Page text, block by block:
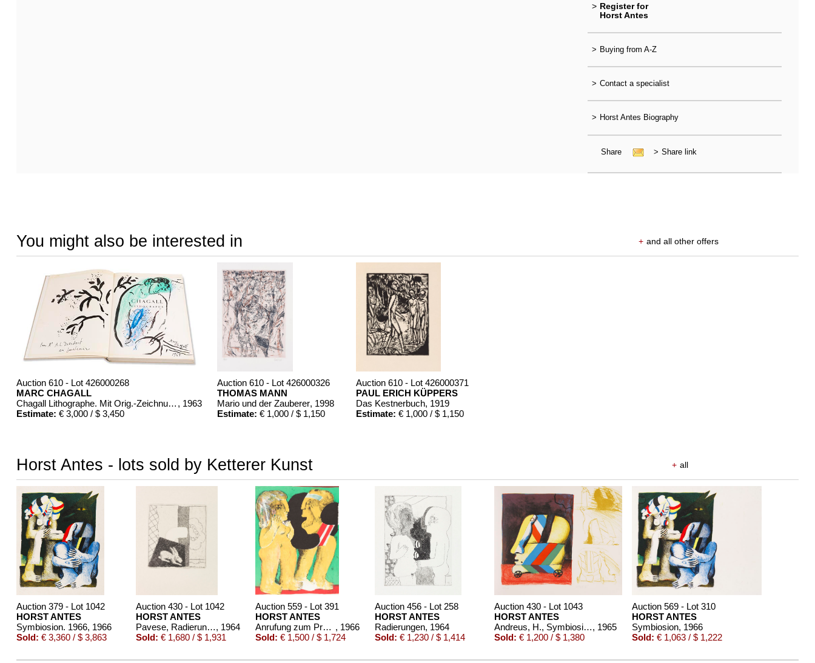
> Register for
Horst Antes
> Buying from A-Z
> Contact a specialist
> Horst Antes Biography
Share > Share link
You might also be interested in + and all other offers
Auction 610 - Lot 426000268
MARC CHAGALL
Chagall Lithographe. Mit Orig.-Zeichnung von Chagall , 1963
Estimate: € 3,000 / $ 3,450
Auction 610 - Lot 426000326
THOMAS MANN
Mario und der Zauberer, 1998
Estimate: € 1,000 / $ 1,150
Auction 610 - Lot 426000371
PAUL ERICH KÜPPERS
Das Kestnerbuch, 1919
Estimate: € 1,000 / $ 1,150
Horst Antes - lots sold by Ketterer Kunst + all
Auction 379 - Lot 1042
HORST ANTES
Symbiosion. 1966, 1966
Sold: € 3,360 / $ 3,863
Auction 430 - Lot 1042
HORST ANTES
Pavese, Radierungen zu Gedichten, 1964
Sold: € 1,680 / $ 1,931
Auction 559 - Lot 391
HORST ANTES
Anrufung zum Preis einer Königin , 1966
Sold: € 1,500 / $ 1,724
Auction 456 - Lot 258
HORST ANTES
Radierungen, 1964
Sold: € 1,230 / $ 1,414
Auction 430 - Lot 1043
HORST ANTES
Andreus, H., Symbiosion., 1965
Sold: € 1,200 / $ 1,380
Auction 569 - Lot 310
HORST ANTES
Symbiosion, 1966
Sold: € 1,063 / $ 1,222